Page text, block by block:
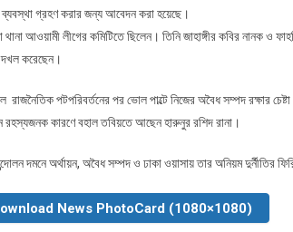
ব্যবস্থা গ্রহণ করার জন্য আবেদন করা হয়েছে।
থানা আওয়ামী লীগের কমিটিতে ছিলেন। তিনি জাহাঙ্গীর কবির নানক ও
দখল করেছেন।
পটপরিবর্তনের পর ভোল পাল্টে নিজের অবৈধ সম্পদ রক্ষার
রহস্যজনক কারণে বহাল তবিয়তে আছেন হারুনুর রশিদ রানা।
দমনে অর্থায়ন, অবৈধ সম্পদ ও ঢাকা ওয়াসায় তার অনিয়ম দুর্নীতির
News PhotoCard (1080×1080)